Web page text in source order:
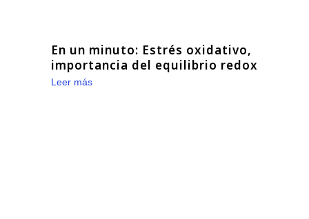
En un minuto: Estrés oxidativo,
importancia del equilibrio redox
Leer más